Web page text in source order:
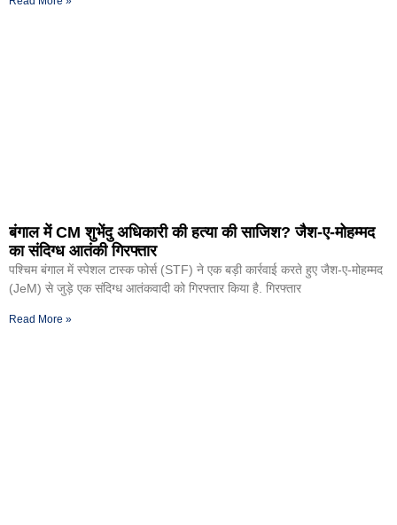
बंगाल में CM शुभेंदु अधिकारी की हत्या की साजिश? जैश-ए-मोहम्मद
का संदिग्ध आतंकी गिरफ्तार
पश्चिम बंगाल में स्पेशल टास्क फोर्स (STF) ने एक बड़ी कार्रवाई करते हुए जैश-ए-मोहम्मद
(JeM) से जुड़े एक संदिग्ध आतंकवादी को गिरफ्तार किया है. गिरफ्तार
Read More »